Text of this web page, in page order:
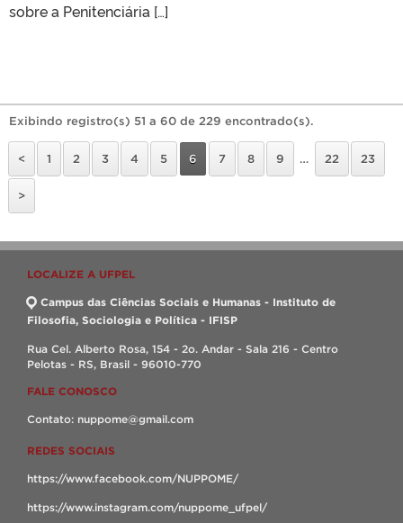
sobre a Penitenciária […]
Exibindo registro(s) 51 a 60 de 229 encontrado(s).
< 1 2 3 4 5 6 7 8 9 … 22 23
>
LOCALIZE A UFPEL
Campus das Ciências Sociais e Humanas - Instituto de
Filosofia, Sociologia e Política - IFISP
Rua Cel. Alberto Rosa, 154 - 2o. Andar - Sala 216 - Centro
Pelotas - RS, Brasil - 96010-770
FALE CONOSCO
Contato: nuppome@gmail.com
REDES SOCIAIS
https://www.facebook.com/NUPPOME/
https://www.instagram.com/nuppome_ufpel/